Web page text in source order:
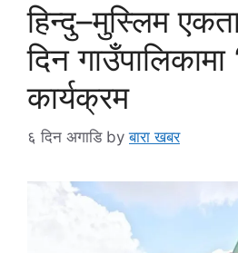
हिन्दु–मुस्लिम
दिन गाउँपालिकामा
कार्यक्रम
६ दिन अगाडि byबारा खबर